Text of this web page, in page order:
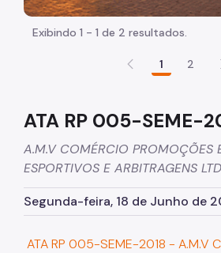
Exibindo 1 - 1 de 2 resultados.
1 2
ATA RP 005-SEME-
A.M.V COMÉRCIO PROMOÇÕES
ESPORTIVOS E ARBITRAGENS
Segunda-feira, 18 de Junho de
ATA RP 005-SEME-2018 - A.M.V